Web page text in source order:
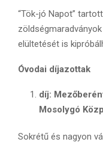
“Tök-jó Napot”
elültetését is
Óvodai díjazottak
díj:
Mosolygó
Sokrétű és nagyon